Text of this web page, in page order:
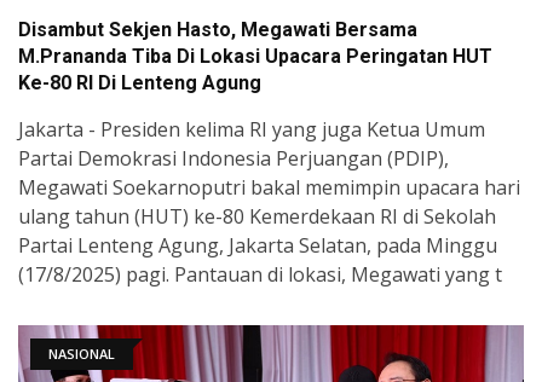
Disambut Sekjen Hasto, Megawati Bersama
M.Prananda Tiba Di Lokasi Upacara Peringatan HUT
Ke-80 RI Di Lenteng Agung
Jakarta - Presiden kelima RI yang juga Ketua Umum
Partai Demokrasi Indonesia Perjuangan (PDIP),
Megawati Soekarnoputri bakal memimpin upacara hari
ulang tahun (HUT) ke-80 Kemerdekaan RI di Sekolah
Partai Lenteng Agung, Jakarta Selatan, pada Minggu
(17/8/2025) pagi. Pantauan di lokasi, Megawati yang t
NASIONAL